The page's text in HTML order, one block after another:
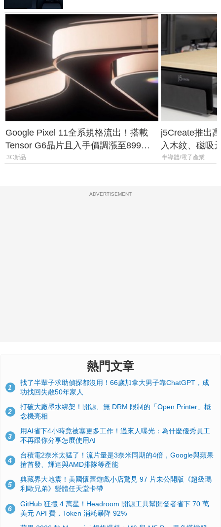
Google Pixel 11全系規格流出！搭載
Tensor G6晶片且入手價調漲至899美
元
3C新品
j5Create推出
入木紋、磁吸
半導體/電子產業
ADVERTISEMENT
熱門文章
1
找了半輩子求助偵探都沒用！66歲加拿大男子靠ChatGPT，成
功找回失散50年家人
2
打破大廠墨水綁架！開源、無 DRM 限制的「Open Printer」概
念機亮相
3
用AI省下4小時竟被塞更多工作！過來人曝光：為什麼優秀員工
不再跟你分享怎麼使用AI
4
台積電2奈米太猛了！流片量是3奈米同期的4倍，Google與蘋果
搶首發、輝達與AMD排隊等產能
5
典藏界大地震！美國懷舊遊戲小店驚見 97 片未公開版《超級瑪
利歐兄弟》變體任天堂卡帶
6
GitHub 狂攬 4 萬星！Headroom 開源工具幫開發者省下 70 萬
美元 API 費，Token 消耗暴降 92%